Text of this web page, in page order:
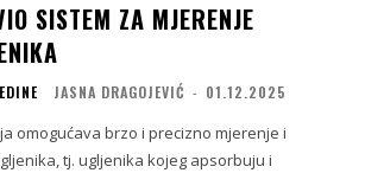
SISTEM ZA MJERENJE
JASNA DRAGOJEVIĆ - 01.12.2025
omogućava brzo i precizno mjerenje i
tj. ugljenika kojeg apsorbuju i